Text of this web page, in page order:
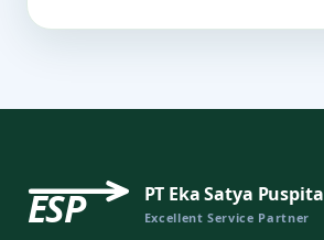
ESP PT Eka Satya Puspita
Excellent Service Partner